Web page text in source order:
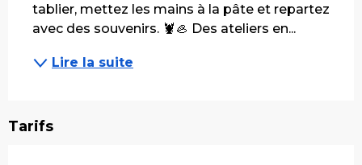
tablier, mettez les mains à la pâte et repartez
avec des souvenirs. 🦞🦪 Des ateliers en...
Lire la suite
Tarifs